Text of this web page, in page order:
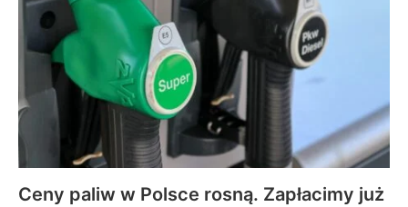
Ceny paliw w Polsce rosną. Zapłacimy już